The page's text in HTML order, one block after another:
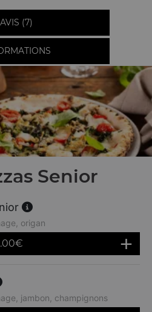
AVIS (7)
Senior
origan
€
jambon, champignons